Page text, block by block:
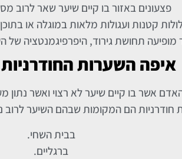
פצעונים באזור בו קיים שיער שאר לרוב
קטנות ועגולות מלאות במוגלה או
מופיעה תחושת גירוד, היפרפיגמנטציה של
איפה השערות
אשר בו קיים שיער לא רצוי ואשר
הם המקומות שבהם השיער לרוב
בבית השחי.
ברגליים.